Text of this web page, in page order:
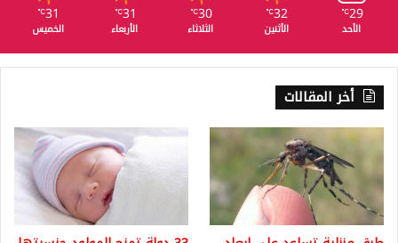
29
℃
الأحد
32
℃
الأثنين
30
℃
الثلاثاء
31
℃
الأربعاء
31
℃
الخميس
أخر المقالات